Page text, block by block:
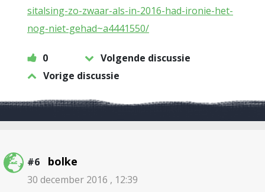
sitalsing-zo-zwaar-als-in-2016-had-ironie-het-
nog-niet-gehad~a4441550/
0
Volgende discussie
Vorige discussie
#6 bolke
30 december 2016 , 12:39